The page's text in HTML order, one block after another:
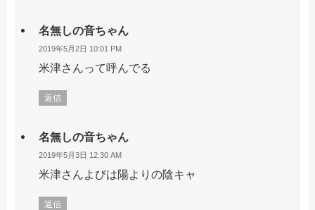
名無しの音ちゃん
2019年5月2日 10:01 PM
米津さんって呼んでる
返信
名無しの音ちゃん
2019年5月3日 12:30 AM
米津さんよびは陽よりの陰キャ
返信